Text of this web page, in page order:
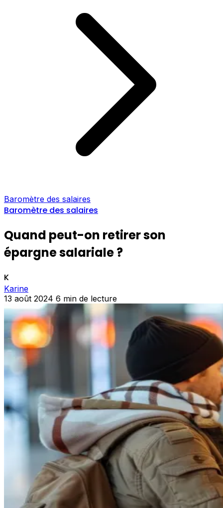
Baromètre des salaires
Baromètre des salaires
Quand peut-on retirer son
épargne salariale ?
K
Karine
13 août 2024 6 min de lecture